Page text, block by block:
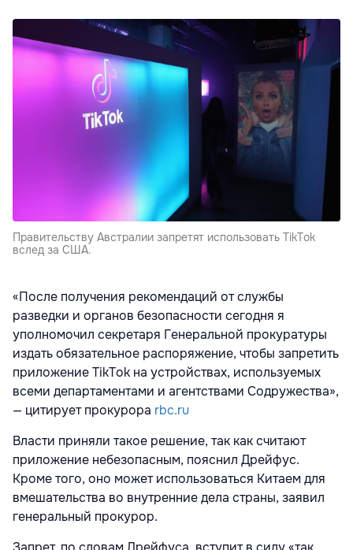
Правительству Австралии запретят использовать TikTok
вслед за США.
«После получения рекомендаций от службы
разведки и органов безопасности сегодня я
уполномочил секретаря Генеральной прокуратуры
издать обязательное распоряжение, чтобы запретить
приложение TikTok на устройствах, используемых
всеми департаментами и агентствами Содружества»,
— цитирует прокурора rbc.ru
Власти приняли такое решение, так как считают
приложение небезопасным, пояснил Дрейфус.
Кроме того, оно может использоваться Китаем для
вмешательства во внутренние дела страны, заявил
генеральный прокурор.